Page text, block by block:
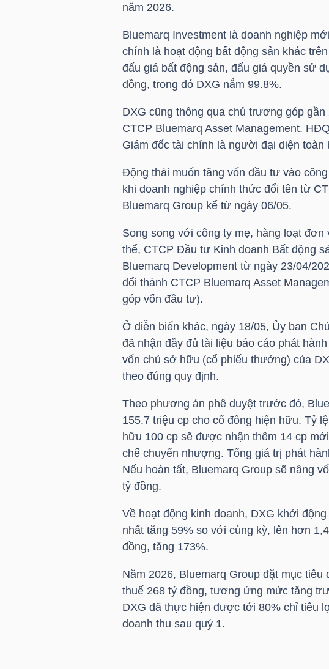
năm 2026.
Bluemarq Investment là doanh nghiệp
chính là hoạt động bất động sản khác
đấu giá bất động sản, đấu giá quyền sử
đồng, trong đó DXG nắm 99.8%.
DXG cũng thông qua chủ trương góp
CTCP Bluemarq Asset Management.
Giám đốc tài chính là người đại diện
Động thái muốn tăng vốn đầu tư vào
khi doanh nghiệp chính thức đổi tên từ
Bluemarq Group kể từ ngày 06/05.
Song song với công ty mẹ, hàng loạt
thể, CTCP Đầu tư Kinh doanh Bất động
Bluemarq Development từ ngày 23/04/
đổi thành CTCP Bluemarq Asset
góp vốn đầu tư).
Ở diễn biến khác, ngày 18/05, Ủy ban
đã nhận đầy đủ tài liệu báo cáo phát
vốn chủ sở hữu (cổ phiếu thưởng) của
theo đúng quy định.
Theo phương án phê duyệt trước đó,
155.7 triệu cp cho cổ đông hiện hữu. Tỷ
hữu 100 cp sẽ được nhận thêm 14 cp
chế chuyển nhượng. Tổng giá trị phát
Nếu hoàn tất, Bluemarq Group sẽ nâng
tỷ đồng.
Về hoạt động kinh doanh, DXG khởi
nhất tăng 59% so với cùng kỳ, lên hơn
đồng, tăng 173%.
Năm 2026, Bluemarq Group đặt mục
thuế 268 tỷ đồng, tương ứng mức tăng
DXG đã thực hiện được tới 80% chỉ tiêu
doanh thu sau quý 1.